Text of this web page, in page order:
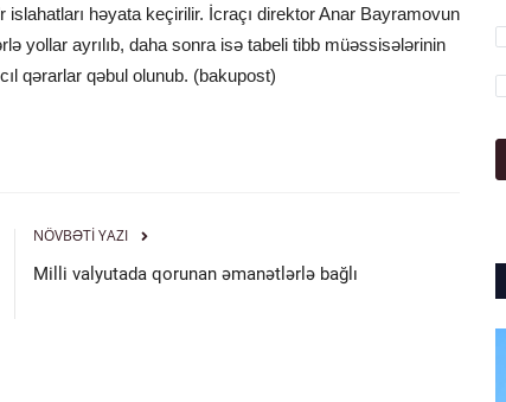
həyata keçirilir. İcraçı direktor Anar Bayramovun
yollar ayrılıb, daha sonra isə tabeli tibb müəssisələrinin
qərarlar qəbul olunub. (bakupost)
NÖVBƏTI YAZI
Milli valyutada qorunan əmanətlərlə bağlı